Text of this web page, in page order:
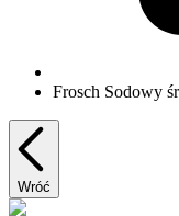
Frosch Sodowy
Wróć